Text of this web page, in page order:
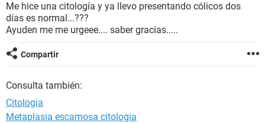
BIENESTAR
Me hice una citología y ya llevo presentando cólicos dos
días es normal...???
Ayuden me me urgeee.... saber gracias.....
Compartir
Consulta también:
Citologia
Metaplasia escamosa citologia